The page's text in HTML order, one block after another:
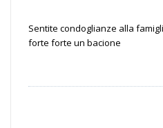
Sentite condoglianze alla
forte forte un bacione